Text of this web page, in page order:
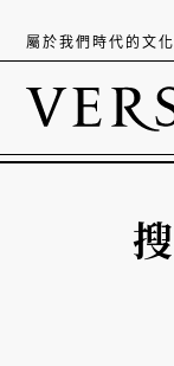
屬於我們時代的文